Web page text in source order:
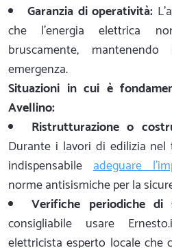
Garanzia di operatività:
che l'energia elettrica
bruscamente,
emergenza.
Situazioni in cui è
Avellino:
Ristrutturazione o
Durante i lavori di edilizia nel
indispensabileadeguare
norme antisismiche per la
Verifiche periodiche di
consigliabile usare
elettricista esperto locale